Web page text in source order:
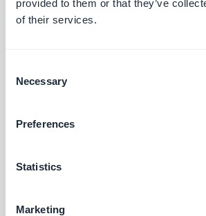
provided to them or that they’ve
of their services.
Selection
Necessary
Preferences
Statistics
Marketing